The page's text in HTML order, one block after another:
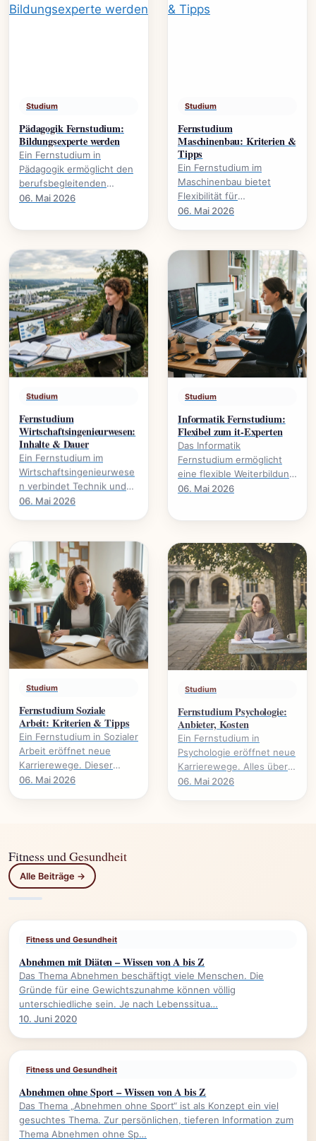
Studium
Pädagogik Fernstudium:
Bildungsexperte werden
Ein Fernstudium in
Pädagogik ermöglicht den
berufsbegleitenden
Erwerb akademischer
06. Mai 2026
Studium
Fernstudium
Maschinenbau: Kriterien &
Tipps
Ein Fernstudium im
Maschinenbau bietet
Flexibilität für
Berufstätige. Dieser
praktische.
06. Mai 2026
Studium
Fernstudium
Wirtschaftsingenieurwesen:
Inhalte & Dauer
Ein Fernstudium im
Wirtschaftsingenieurwese
n verbindet Technik und
Wirtschaft. Alles über
06. Mai 2026
Studium
Informatik Fernstudium:
Flexibel zum it-Experten
Das Informatik
Fernstudium ermöglicht
eine flexible Weiterbildung
zum IT-Experten., welche
06. Mai 2026
Studium
Fernstudium Soziale
Arbeit: Kriterien & Tipps
Ein Fernstudium in Sozialer
Arbeit eröffnet neue
Karrierewege. Dieser
Leitfaden beleuchtet
06. Mai 2026
Studium
Fernstudium Psychologie:
Anbieter, Kosten
Ein Fernstudium in
Psychologie eröffnet neue
Karrierewege. Alles über
Anbieter, Kosten,
06. Mai 2026
Fitness und Gesundheit
Alle Beiträge →
Fitness und Gesundheit
Abnehmen mit Diäten – Wissen von A bis Z
Das Thema Abnehmen beschäftigt viele Menschen. Die
Gründe für eine Gewichtszunahme können völlig
unterschiedliche sein. Je nach Lebenssitua…
10. Juni 2020
Fitness und Gesundheit
Abnehmen ohne Sport – Wissen von A bis Z
Das Thema „Abnehmen ohne Sport“ ist als Konzept ein viel
gesuchtes Thema. Zur persönlichen, tieferen Information zum
Thema Abnehmen ohne Sp…